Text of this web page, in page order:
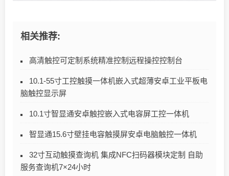
相关推荐:
高清触控可定制系统精准控制远程操控控制台
10.1-55寸工控触摸一体机嵌入式超薄安卓工业平板电
脑触控显示屏
10.1寸智显通安卓触控嵌入式电容屏工控一体机
智显通15.6寸壁挂电容触摸屏安卓电脑触控一体机
32寸互动触摸查询机 集成NFC扫码器模块定制 自助
服务查询机7×24小时